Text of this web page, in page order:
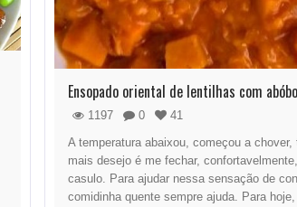
Ensopado oriental de lentilhas com
1197 0
41
A temperatura abaixou, começou a chover,
mais desejo é me fechar,
casulo. Para ajudar nessa sensação de
comidinha quente sempre ajuda. Para